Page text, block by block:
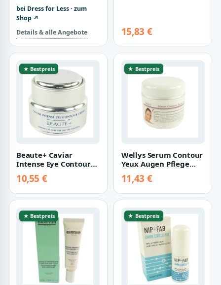
bei Dress for Less · zum
Shop ↗
Details & alle Angebote
15,83 €
★ Bestpreis
Beaute+ Caviar
Intense Eye Contour
Cream Straffende
Augen Pflege 3 x 1…
10,55 €
★ Bestpreis
Wellys Serum Contour
Yeux Augen Pflege
Falten Creme Anti
Aging Eye Cre…
11,43 €
★ Bestpreis ★ Bestpreis